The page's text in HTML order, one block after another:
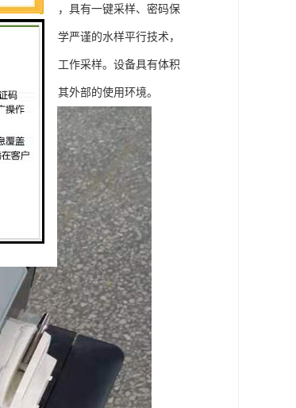
方式采样，具有一键采样、密码保
样器。科学严谨的水样平行技术，
机构日常工作采样。设备具有体积
时应注意其外部的使用环境。